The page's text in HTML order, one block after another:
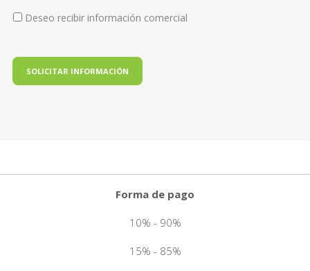
Deseo recibir información comercial
Forma de pago
10% - 90%
15% - 85%